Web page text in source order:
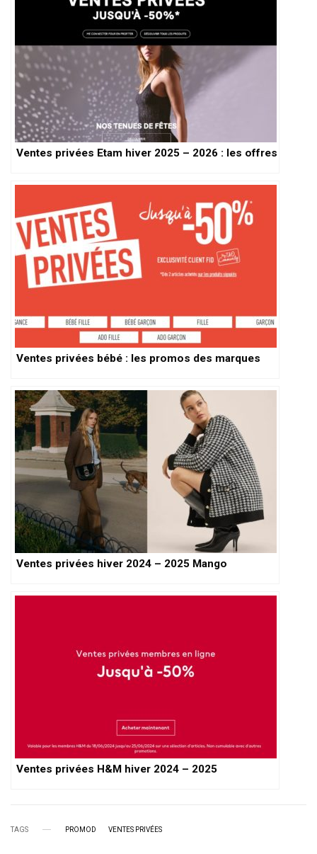
Ventes privées Etam hiver 2025 – 2026 : les offres
Ventes privées bébé : les promos des marques
Ventes privées hiver 2024 – 2025 Mango
Ventes privées H&M hiver 2024 – 2025
TAGS PROMOD VENTES PRIVÉES